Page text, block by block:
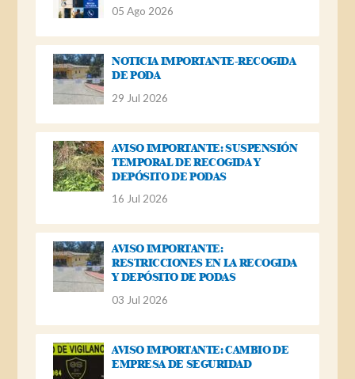
05 Ago 2026
NOTICIA IMPORTANTE-RECOGIDA
DE PODA
29 Jul 2026
AVISO IMPORTANTE: SUSPENSIÓN
TEMPORAL DE RECOGIDA Y
DEPÓSITO DE PODAS
16 Jul 2026
AVISO IMPORTANTE:
RESTRICCIONES EN LA RECOGIDA
Y DEPÓSITO DE PODAS
03 Jul 2026
AVISO IMPORTANTE: CAMBIO DE
EMPRESA DE SEGURIDAD